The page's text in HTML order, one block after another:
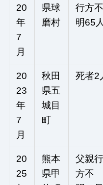
20
年
7
月
県球
磨村
行方不
明65人
20
23
年
7
月
秋田
県五
城目
町
死者2
20
25
熊本
県甲
父親行
方不